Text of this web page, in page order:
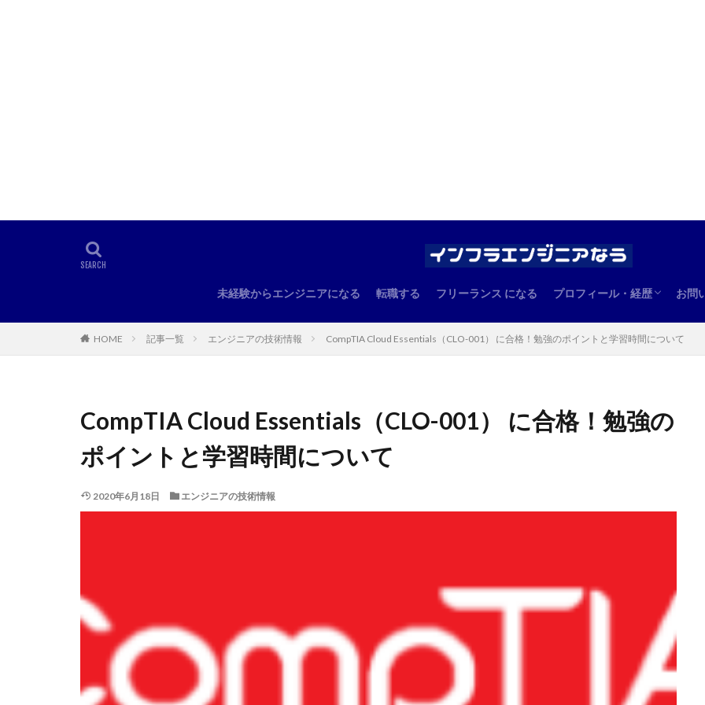
未経験からエンジニアになる 転職する フリーランス になる プロフィール・経歴
エンジニアとしての経歴
管理人のプロフィール
お問
HOME 記事一覧 エンジニアの技術情報 CompTIA Cloud Essentials（CLO-001） に合格！勉強のポイントと学習時間について
CompTIA Cloud Essentials（CLO-001） に合格！勉強の
ポイントと学習時間について
2020年6月18日 エンジニアの技術情報